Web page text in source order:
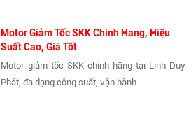
Motor Giảm Tốc SKK Chính Hãng, Hiệu
Suất Cao, Giá Tốt
Motor giảm tốc SKK chính hãng tại Linh Duy
Phát, đa dạng công suất, vận hành...